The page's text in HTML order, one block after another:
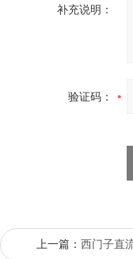
补充说明：
验证码：
上一篇： 西门子直